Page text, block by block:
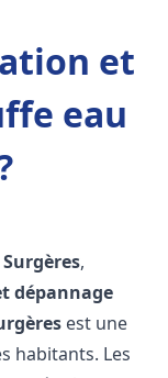
et
eau
Surgères,
dépannage
est une
habitants. Les